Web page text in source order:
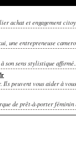
achat et engagement
une entrepreneuse
son sens stylistique
Ils peuvent vous aider à
de prêt-à-porter